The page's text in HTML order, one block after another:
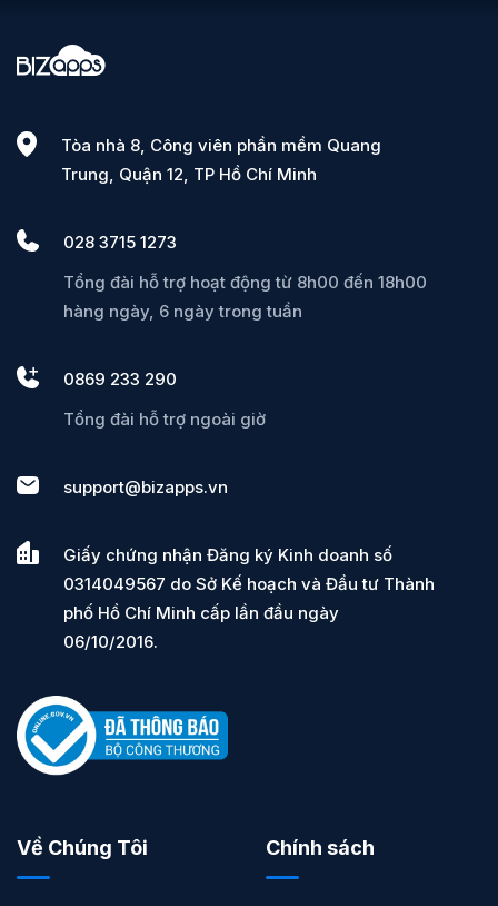
Tòa nhà 8, Công viên phần mềm Quang
Trung, Quận 12, TP Hồ Chí Minh
028 3715 1273
Tổng đài hỗ trợ hoạt động từ 8h00 đến 18h00
hàng ngày, 6 ngày trong tuần
0869 233 290
Tổng đài hỗ trợ ngoài giờ
support@bizapps.vn
Giấy chứng nhận Đăng ký Kinh doanh số
0314049567 do Sở Kế hoạch và Đầu tư Thành
phố Hồ Chí Minh cấp lần đầu ngày
06/10/2016.
Về Chúng Tôi Chính sách